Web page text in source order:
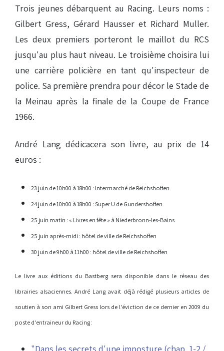
Trois jeunes débarquent au Racing. Leurs noms :
Gilbert Gress, Gérard Hausser et Richard Muller.
Les deux premiers porteront le maillot du RCS
jusqu'au plus haut niveau. Le troisième choisira lui
une carrière policière en tant qu'inspecteur de
police. Sa première prendra pour décor le Stade de
la Meinau après la finale de la Coupe de France
1966.
André Lang dédicacera son livre, au prix de 14
euros :
23 juin de 10h00 à 18h00 : Intermarché de Reichshoffen
24 juin de 10h00 à 18h00 : Super U de Gundershoffen
25 juin matin : « Livres en fête » à Niederbronn-les-Bains
25 juin après-midi : hôtel de ville de Reichshoffen
30 juin de 9h00 à 11h00 : hôtel de ville de Reichshoffen
Le livre aux éditions du Bastberg sera disponible dans le réseau des
librairies alsaciennes. André Lang avait déjà rédigé plusieurs articles de
soutien à son ami Gilbert Gress lors de l'éviction de ce dernier en 2009 du
poste d'entraineur du Racing :
"Dans les secrets d'une imposture (chap. 1-2 /